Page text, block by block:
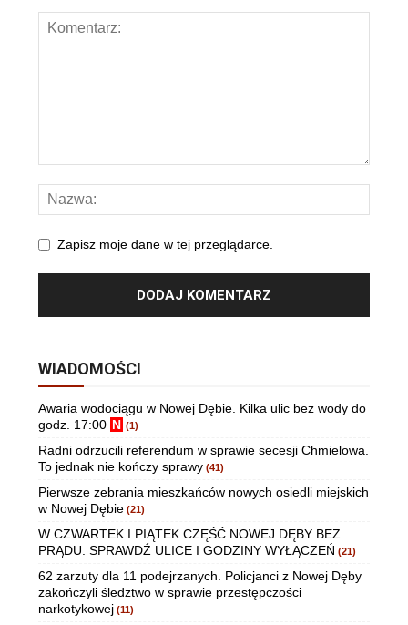
Zapisz moje dane w tej przeglądarce.
WIADOMOŚCI
Awaria wodociągu w Nowej Dębie. Kilka ulic bez wody do
godz. 17:00 N (1)
Radni odrzucili referendum w sprawie secesji Chmielowa.
To jednak nie kończy sprawy (41)
Pierwsze zebrania mieszkańców nowych osiedli miejskich
w Nowej Dębie (21)
W CZWARTEK I PIĄTEK CZĘŚĆ NOWEJ DĘBY BEZ
PRĄDU. SPRAWDŹ ULICE I GODZINY WYŁĄCZEŃ (21)
62 zarzuty dla 11 podejrzanych. Policjanci z Nowej Dęby
zakończyli śledztwo w sprawie przestępczości
narkotykowej (11)